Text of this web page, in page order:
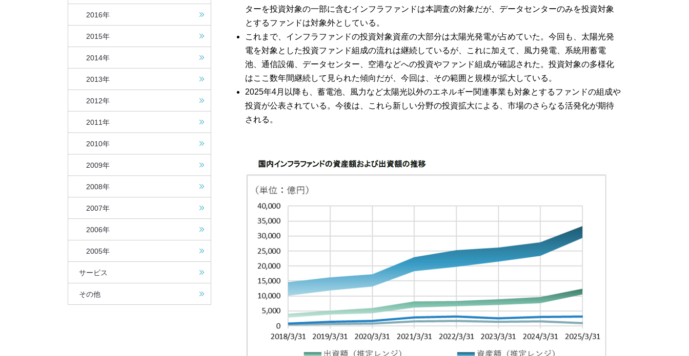
ターを投資対象の一部に含むインフラファンドは本調査の対象だが、データセンターのみを投資対象
とするファンドは対象外としている。
これまで、インフラファンドの投資対象資産の大部分は太陽光発電が占めていた。今回も、太陽光発
電を対象とした投資ファンド組成の流れは継続しているが、これに加えて、風力発電、系統用蓄電
池、通信設備、データセンター、空港などへの投資やファンド組成が確認された。投資対象の多様化
はここ数年間継続して見られた傾向だが、今回は、その範囲と規模が拡大している。
2025年4月以降も、蓄電池、風力など太陽光以外のエネルギー関連事業も対象とするファンドの組成や
投資が公表されている。今後は、これら新しい分野の投資拡大による、市場のさらなる活発化が期待
される。
2016年
2015年
2014年
2013年
2012年
2011年
2010年
2009年
2008年
2007年
2006年
2005年
サービス
その他